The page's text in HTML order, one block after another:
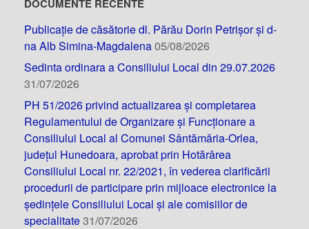
DOCUMENTE RECENTE
Publicație de căsătorie dl. Părău Dorin Petrișor și d-
na Alb Simina-Magdalena05/08/2026
Sedinta ordinara a Consiliului Local din 29.07.2026
31/07/2026
PH 51/2026 privind actualizarea și completarea
Regulamentului de Organizare și Funcționare a
Consiliului Local al Comunei Sântămăria-Orlea,
județul Hunedoara, aprobat prin Hotărârea
Consiliului Local nr. 22/2021, în vederea clarificării
procedurii de participare prin mijloace electronice la
ședințele Consiliului Local și ale comisiilor de
specialitate31/07/2026